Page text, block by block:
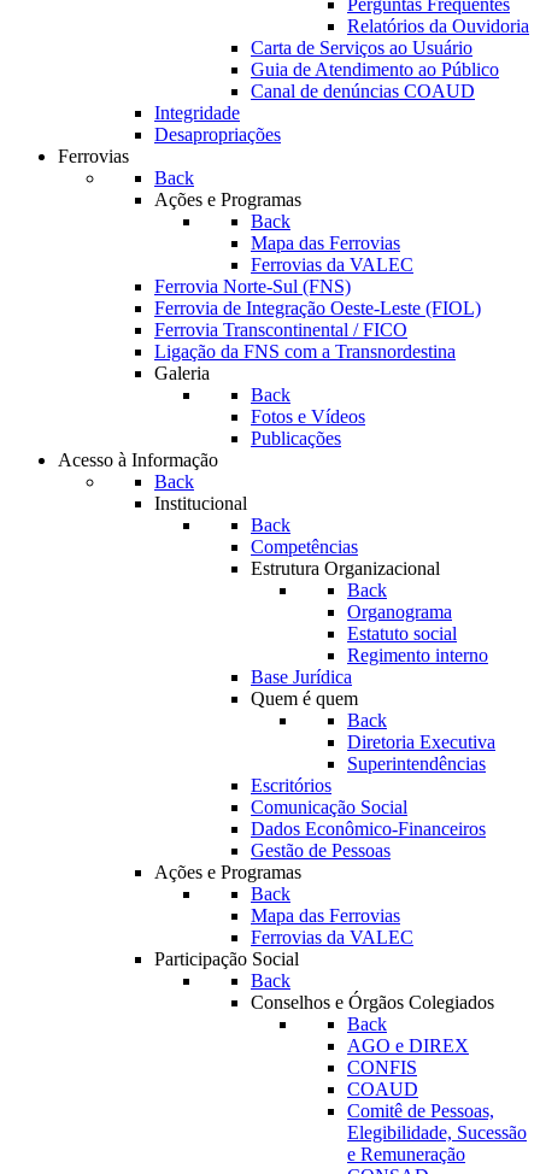
Perguntas Frequentes
Relatórios da Ouvidoria
Carta de Serviços ao Usuário
Guia de Atendimento ao Público
Canal de denúncias COAUD
Integridade
Desapropriações
Ferrovias
Back
Ações e Programas
Back
Mapa das Ferrovias
Ferrovias da VALEC
Ferrovia Norte-Sul (FNS)
Ferrovia de Integração Oeste-Leste (FIOL)
Ferrovia Transcontinental / FICO
Ligação da FNS com a Transnordestina
Galeria
Back
Fotos e Vídeos
Publicações
Acesso à Informação
Back
Institucional
Back
Competências
Estrutura Organizacional
Back
Organograma
Estatuto social
Regimento interno
Base Jurídica
Quem é quem
Back
Diretoria Executiva
Superintendências
Escritórios
Comunicação Social
Dados Econômico-Financeiros
Gestão de Pessoas
Ações e Programas
Back
Mapa das Ferrovias
Ferrovias da VALEC
Participação Social
Back
Conselhos e Órgãos Colegiados
Back
AGO e DIREX
CONFIS
COAUD
Comitê de Pessoas,
Elegibilidade, Sucessão
e Remuneração